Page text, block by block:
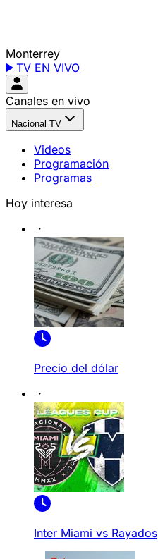
Monterrey
TV EN VIVO
Canales en vivo
Nacional TV
Videos
Programación
Programas
Hoy interesa
Precio del dólar
Inter Miami vs Rayados